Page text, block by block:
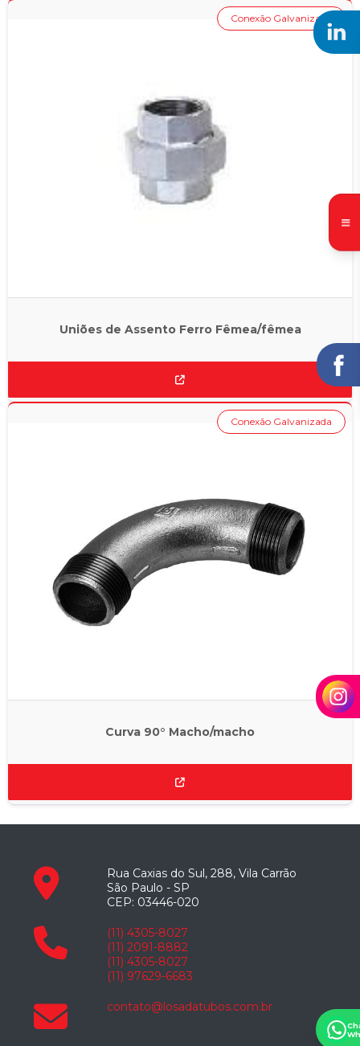
Uniões de Assento Ferro Fêmea/fêmea
Conexão Galvanizada
Curva 90° Macho/macho
Conexão Galvanizada
Rua Caxias do Sul, 288, Vila Carrão
São Paulo - SP
CEP: 03446-020
(11) 4305-8027
(11) 2091-8882
(11) 4305-8027
(11) 97629-6683
contato@losadatubos.com.br